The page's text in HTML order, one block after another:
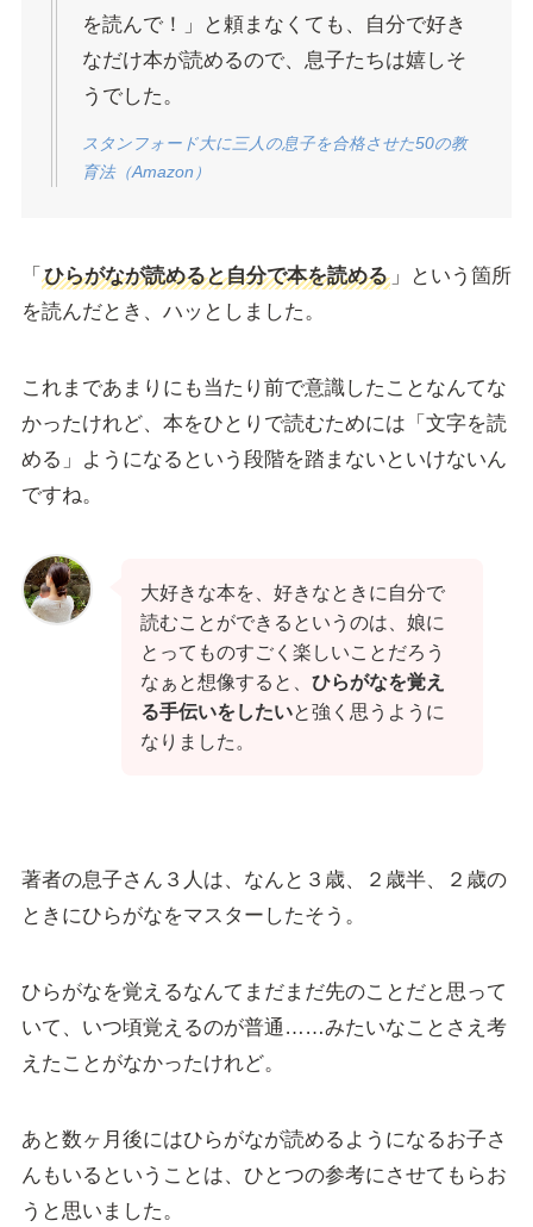
を読んで！」と頼まなくても、自分で好き
なだけ本が読めるので、息子たちは嬉しそ
うでした。
スタンフォード大に三人の息子を合格させた50の教
育法（Amazon）
「 ひらがなが読めると自分で本を読める」という箇所
を読んだとき、ハッとしました。
これまであまりにも当たり前で意識したことなんてな
かったけれど、本をひとりで読むためには「文字を読
める」ようになるという段階を踏まないといけないん
ですね。
大好きな本を、好きなときに自分で
読むことができるというのは、娘に
とってものすごく楽しいことだろう
なぁと想像すると、ひらがなを覚え
る手伝いをしたいと強く思うように
なりました。
著者の息子さん３人は、なんと３歳、２歳半、２歳の
ときにひらがなをマスターしたそう。
ひらがなを覚えるなんてまだまだ先のことだと思って
いて、いつ頃覚えるのが普通……みたいなことさえ考
えたことがなかったけれど。
あと数ヶ月後にはひらがなが読めるようになるお子さ
んもいるということは、ひとつの参考にさせてもらお
うと思いました。